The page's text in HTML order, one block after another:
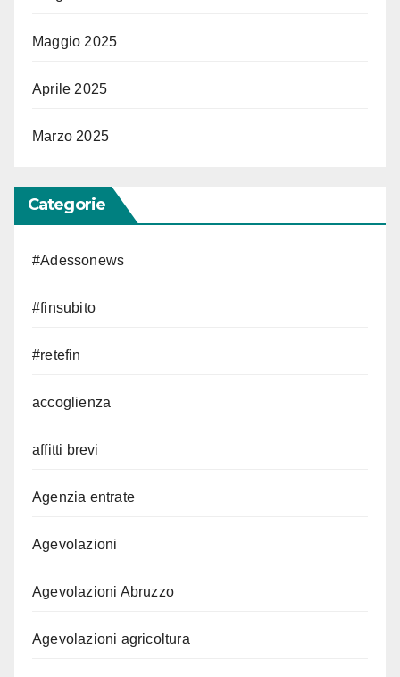
Maggio 2025
Aprile 2025
Marzo 2025
Categorie
#Adessonews
#finsubito
#retefin
accoglienza
affitti brevi
Agenzia entrate
Agevolazioni
Agevolazioni Abruzzo
Agevolazioni agricoltura